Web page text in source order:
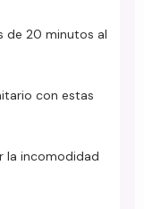
de 20 minutos al
con estas
la incomodidad